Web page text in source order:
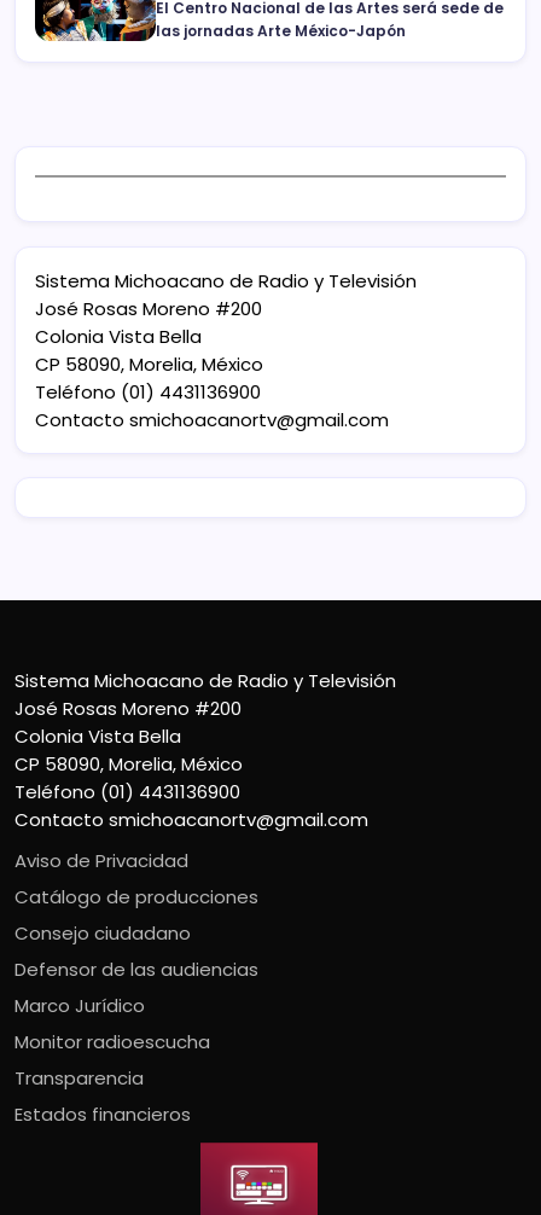
El Centro Nacional de las Artes será sede de
las jornadas Arte México-Japón
Sistema Michoacano de Radio y Televisión
José Rosas Moreno #200
Colonia Vista Bella
CP 58090, Morelia, México
Teléfono (01) 4431136900
Contacto smichoacanortv@gmail.com
Sistema Michoacano de Radio y Televisión
José Rosas Moreno #200
Colonia Vista Bella
CP 58090, Morelia, México
Teléfono (01) 4431136900
Contacto smichoacanortv@gmail.com
Aviso de Privacidad
Catálogo de producciones
Consejo ciudadano
Defensor de las audiencias
Marco Jurídico
Monitor radioescucha
Transparencia
Estados financieros